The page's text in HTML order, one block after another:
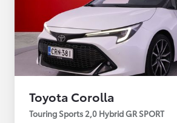
Toyota Corolla
Touring Sports 2,0 Hybrid GR SPORT